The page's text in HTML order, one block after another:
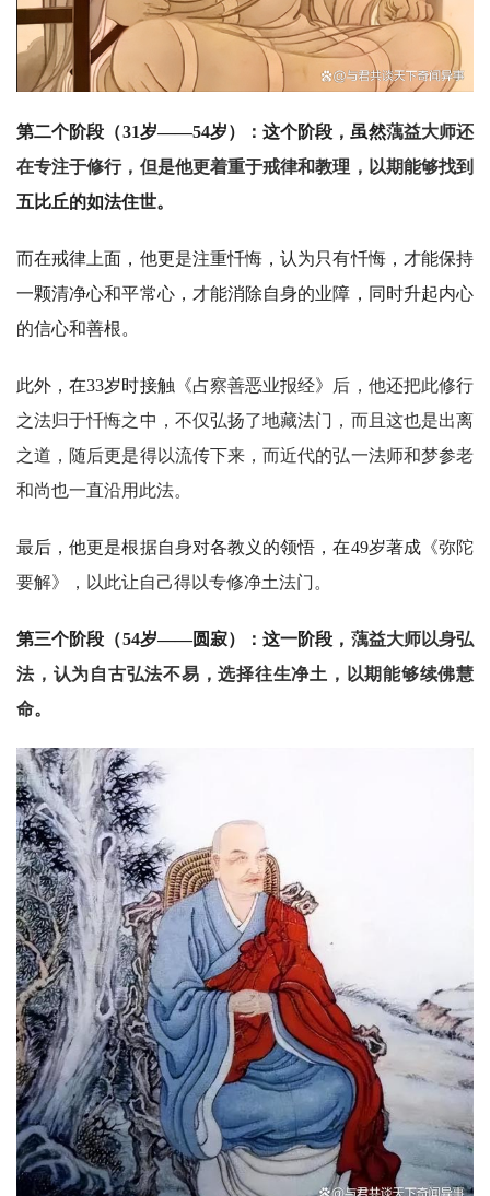
佛
教
人
物
寺
院
巡
视
频
纪
佛
教
术
策
规
责
声
明
登录 注册
第二个阶段（31岁——54岁）：这个阶段，虽然蕅益大师还
在专注于修行，但是他更着重于戒律和教理，以期能够找到
五比丘的如法住世。
而在戒律上面，他更是注重忏悔，认为只有忏悔，才能保持
一颗清净心和平常心，才能消除自身的业障，同时升起内心
的信心和善根。
此外，在33岁时接触 《占察善恶业报经》后，他还把此修行
之法归于忏悔之中，不仅弘扬了地藏法门，而且这也是出离
之道，随后更是得以流传下来，而近代的弘一法师和梦参老
和尚也一直沿用此法。
最后，他更是根据自身对各教义的领悟，在49岁著成《弥陀
要解》，以此让自己得以专修净土法门。
第三个阶段（54岁——圆寂）：这一阶段， 蕅益大师以身弘
法，认为自古弘法不易，选择往生净土，以期能够续佛慧
命。